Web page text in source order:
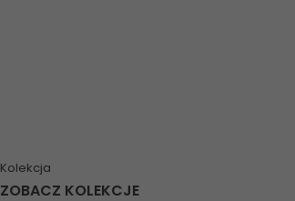
Kolekcja
ZOBACZ KOLEKCJE